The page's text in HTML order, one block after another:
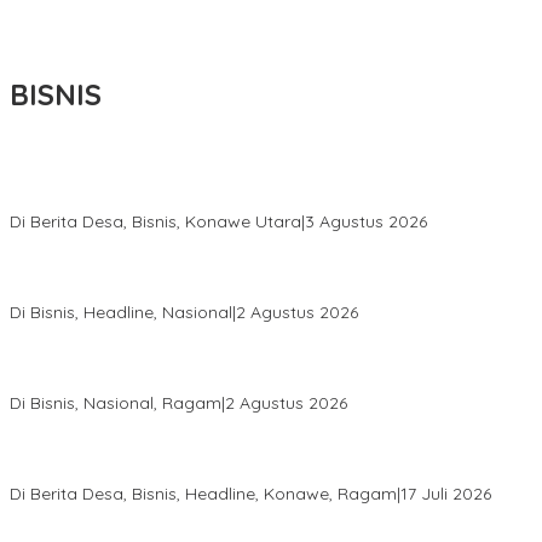
BISNIS
Di Berita Desa, Bisnis, Konawe Utara|3 Agustus 2026
Di Bisnis, Headline, Nasional|2 Agustus 2026
Di Bisnis, Nasional, Ragam|2 Agustus 2026
Di Berita Desa, Bisnis, Headline, Konawe, Ragam|17 Juli 2026